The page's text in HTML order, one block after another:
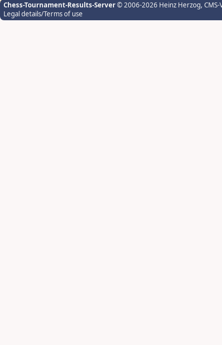
Chess-Tournament-Results-Server© 2006-2026 Heinz Herzog,
Legal details/Terms of use